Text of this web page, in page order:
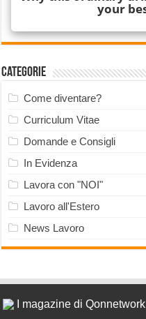
Categorie
Come diventare?
Curriculum Vitae
Domande e Consigli
In Evidenza
Lavora con "NOI"
Lavoro all'Estero
News Lavoro
I magazine di Qonnetwork